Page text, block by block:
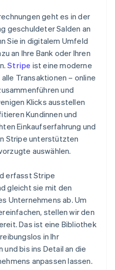
geht es in der
geschuldeter Salden an
Sie in digitalem Umfeld
an Ihre Bank oder Ihren
Stripe ist eine moderne
Transaktionen – online
und
Klicks ausstellen
Kundinnen und
Einkaufserfahrung und
Stripe unterstützten
auswählen.
erfasst Stripe
gleicht sie mit den
Unternehmens ab. Um
stellen wir den
Das ist eine Bibliothek
in Ihr
bis ins Detail an die
anpassen lassen.